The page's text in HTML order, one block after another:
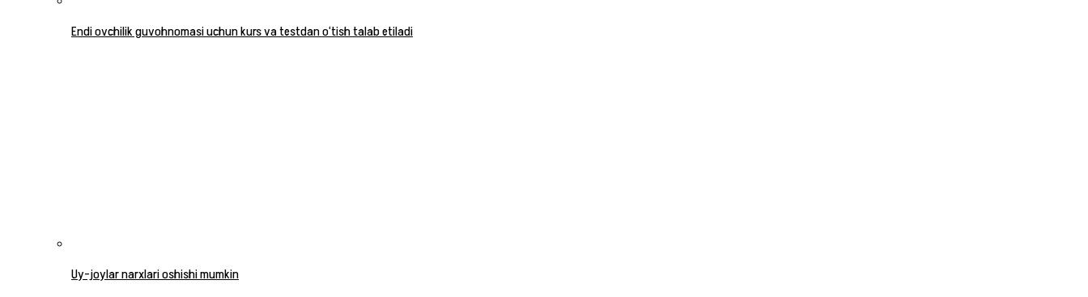
Endi ovchilik guvohnomasi uchun kurs va testdan o‘tish talab etiladi
Uy-joylar narxlari oshishi mumkin